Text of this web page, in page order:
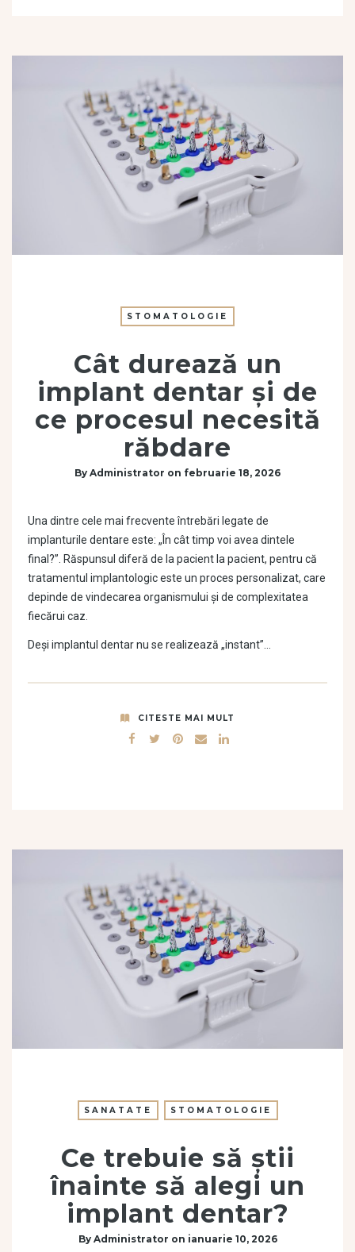
STOMATOLOGIE
Cât durează un
implant dentar și de
ce procesul necesită
răbdare
By Administrator on februarie 18, 2026
Una dintre cele mai frecvente întrebări legate de
implanturile dentare este: „În cât timp voi avea dintele
final?”. Răspunsul diferă de la pacient la pacient, pentru că
tratamentul implantologic este un proces personalizat, care
depinde de vindecarea organismului și de complexitatea
fiecărui caz.
Deși implantul dentar nu se realizează „instant”…
CITESTE MAI MULT
SANATATE STOMATOLOGIE
Ce trebuie să știi
înainte să alegi un
implant dentar?
By Administrator on ianuarie 10, 2026